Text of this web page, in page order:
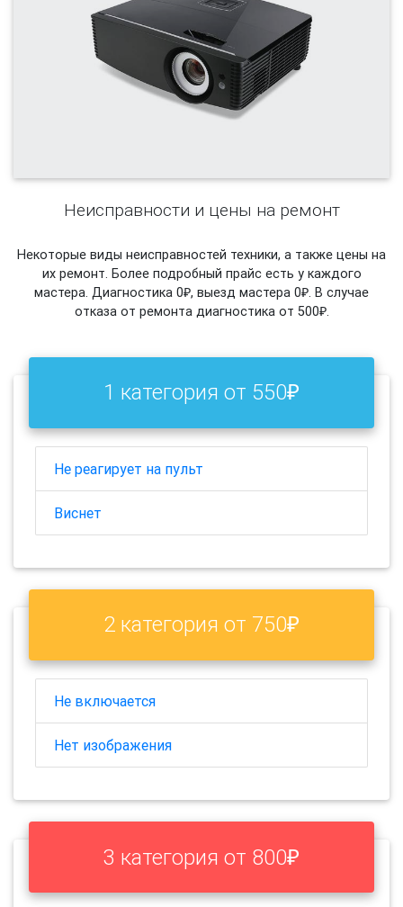
Неисправности и цены на ремонт
Некоторые виды неисправностей техники, а также цены на
их ремонт. Более подробный прайс есть у каждого
мастера. Диагностика 0₽, выезд мастера 0₽. В случае
отказа от ремонта диагностика от 500₽.
1 категория от 550₽
Не реагирует на пульт
Виснет
2 категория от 750₽
Не включается
Нет изображения
3 категория от 800₽